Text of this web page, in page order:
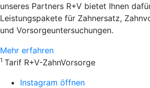
unseres Partners R+V bietet Ihnen
Leistungspakete für Zahnersatz,
und Vorsorgeuntersuchungen.
Mehr erfahren
1 Tarif R+V-ZahnVorsorge
Instagram öffnen